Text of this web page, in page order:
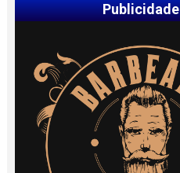
Publicidade